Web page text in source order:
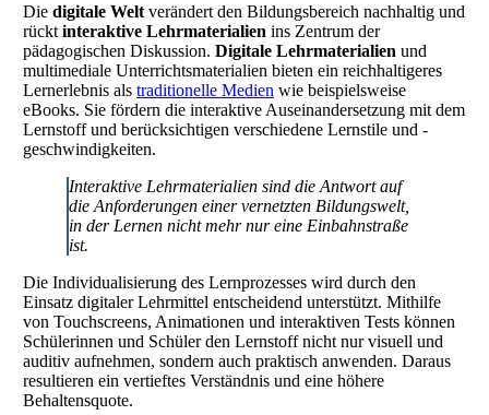
Die digitale Welt verändert den Bildungsbereich nachhaltig und
rückt interaktive Lehrmaterialien ins Zentrum der
pädagogischen Diskussion. Digitale Lehrmaterialien und
multimediale Unterrichtsmaterialien bieten ein reichhaltigeres
Lernerlebnis als traditionelle Medien wie beispielsweise
eBooks. Sie fördern die interaktive Auseinandersetzung mit dem
Lernstoff und berücksichtigen verschiedene Lernstile und -
geschwindigkeiten.
Interaktive Lehrmaterialien sind die Antwort auf
die Anforderungen einer vernetzten Bildungswelt,
in der Lernen nicht mehr nur eine Einbahnstraße
ist.
Die Individualisierung des Lernprozesses wird durch den
Einsatz digitaler Lehrmittel entscheidend unterstützt. Mithilfe
von Touchscreens, Animationen und interaktiven Tests können
Schülerinnen und Schüler den Lernstoff nicht nur visuell und
auditiv aufnehmen, sondern auch praktisch anwenden. Daraus
resultieren ein vertieftes Verständnis und eine höhere
Behaltensquote.